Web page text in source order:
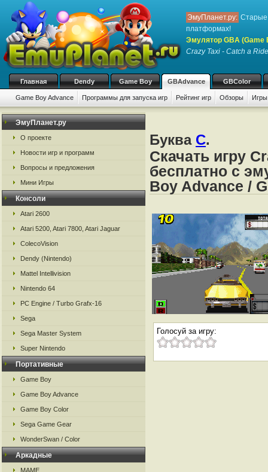
ЭмуПланет.ру: Старые
платформах!
Эмулятор GBA (Game
Crazy Taxi - Catch a Ride
Главная Dendy Game Boy GBAdvance GBColor
Game Boy Advance Программы для запуска игр Рейтинг игр Обзоры
ЭмуПланет.ру
О проекте
Новости игр и программ
Вопросы и предложения
Мини Игры
Консоли
Atari 2600
Atari 5200, Atari 7800, Atari Jaguar
ColecoVision
Dendy (Nintendo)
Mattel Intellivision
Nintendo 64
PC Engine / Turbo Grafx-16
Sega
Sega Master System
Super Nintendo
Портативные
Game Boy
Game Boy Advance
Game Boy Color
Sega Game Gear
WonderSwan / Color
Аркадные
MAME
Буква C.
Скачать игру
бесплатно с
Boy Advance /
Голосуй за игру: